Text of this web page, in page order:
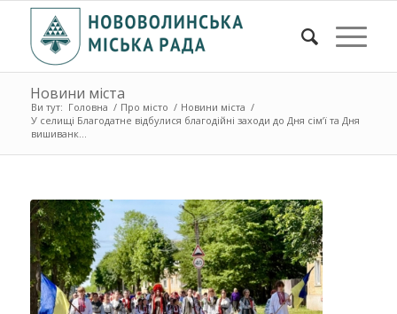
Новини міста
Ви тут: Головна / Про місто / Новини міста /
У селищі Благодатне відбулися благодійні заходи до Дня сімʼї та Дня
вишиванк...